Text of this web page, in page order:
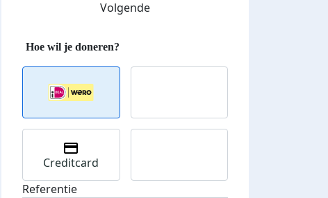
Volgende
Creditcard
Referentie